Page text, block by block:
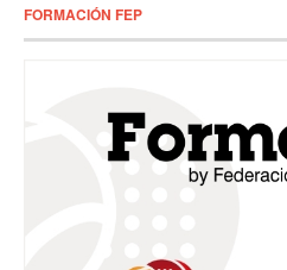
FORMACIÓN FEP